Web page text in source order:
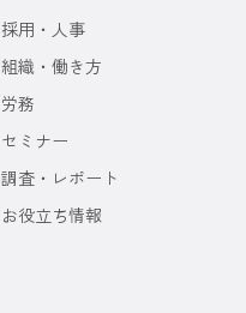
採用・人事
組織・働き方
労務
セミナー
調査・レポート
お役立ち情報